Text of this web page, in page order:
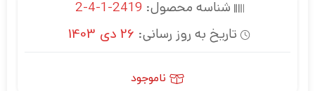
شناسه محصول:2419-1-4-2
تاریخ به روز رسانی: 26 دی 1403
ناموجود